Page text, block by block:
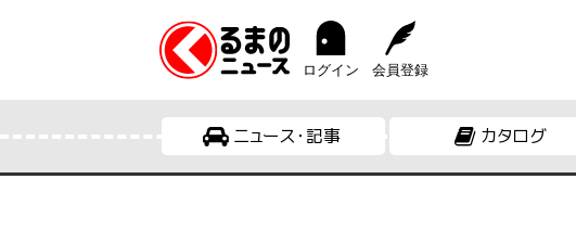
ログイン 会員登録
ニュース・記事 カタログ